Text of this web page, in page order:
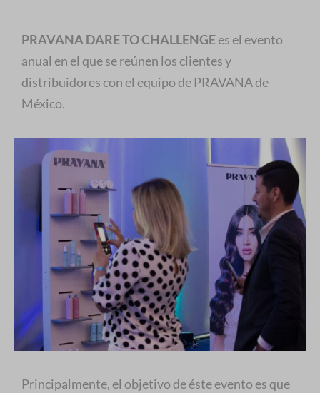
PRAVANA DARE TO CHALLENGEes el evento
anual en el que se reúnen los clientes y
distribuidores con el equipo de PRAVANA de
México.
Principalmente, el objetivo de éste evento es que